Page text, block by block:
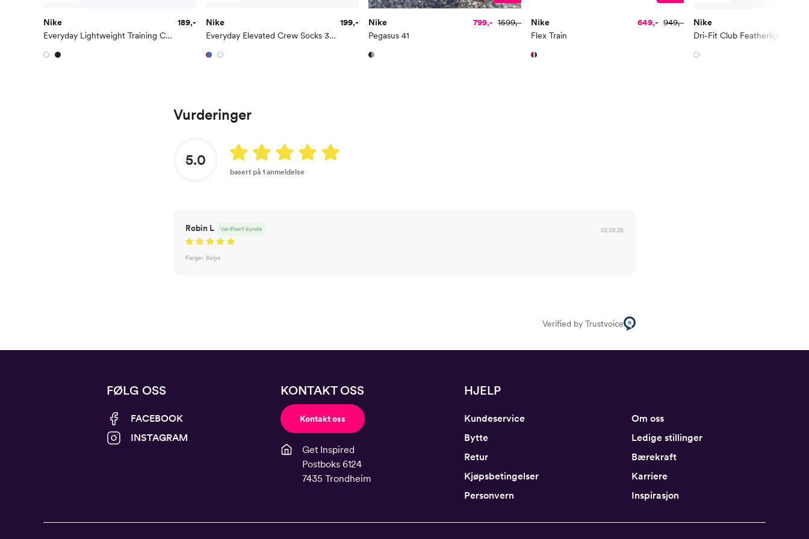
Nike
Everyday Lightweight Training Crew Socks 3PK
189,-
Nike
Everyday Elevated Crew Socks 3-pack
199,-
Nike
Pegasus 41
799,- 1599,-
Nike
Flex Train
649,- 949,-
Nike
Dri-Fit Club Featherlight Cap
Vurderinger
5.0
basert på 1 anmeldelse
Robin L 02.06.26
Verifisert kunde
Farge: Beige
Verified by Trustvoice
FØLG OSS
FACEBOOK
INSTAGRAM
KONTAKT OSS
Kontakt oss
Get Inspired
Postboks 6124
7435 Trondheim
HJELP
Kundeservice
Bytte
Retur
Kjøpsbetingelser
Personvern
Om oss
Ledige stillinger
Bærekraft
Karriere
Inspirasjon